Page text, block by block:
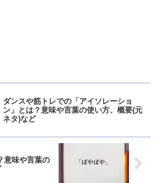
ダンスや筋トレでの「アイソレーショ
ン」とは？意味や言葉の使い方、概要(元
ネタ)など
意味や言葉の